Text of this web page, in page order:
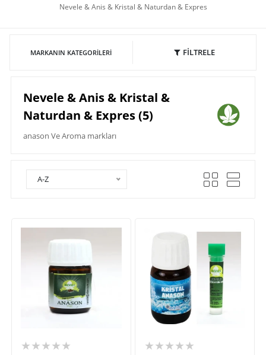
Nevele & Anis & Kristal & Naturdan & Expres
MARKANIN KATEGORILERI FİLTRELE
Nevele & Anis & Kristal &
Naturdan & Expres (5)
anason Ve Aroma markları
A-Z
★★★★★ ★★★★★